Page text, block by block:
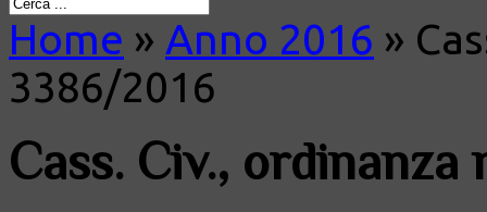
Home » Anno 2016 »
3386/2016
Cass. Civ., ordinanza